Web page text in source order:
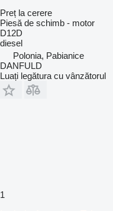
Preț la cerere
Piesă de schimb - motor
D12D
diesel
Polonia, Pabianice
DANFULD
Luați legătura cu vânzătorul
1